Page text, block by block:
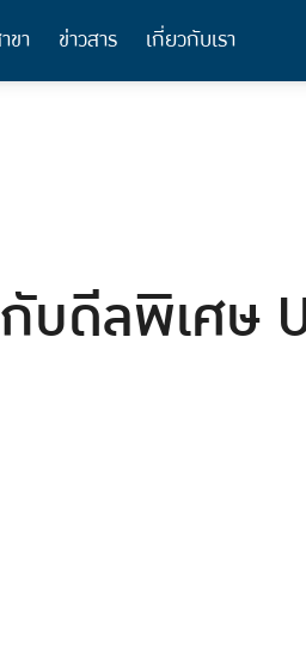
ขา ข่าวสาร เกี่ยวกับเรา
บดีลพิเศษ